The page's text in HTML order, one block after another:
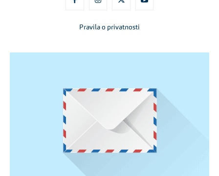
Pravila o privatnosti